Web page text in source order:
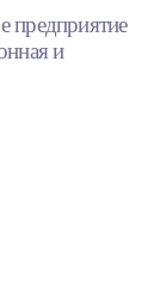
предприятие
и